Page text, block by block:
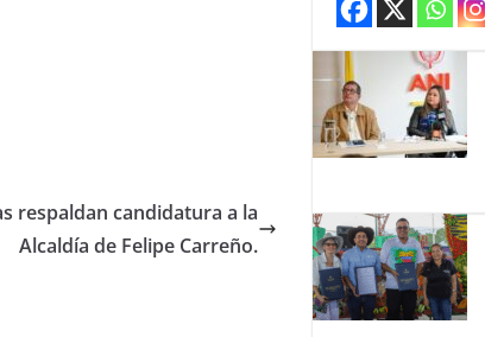
respaldan candidatura a la
Alcaldía de Felipe Carreño.